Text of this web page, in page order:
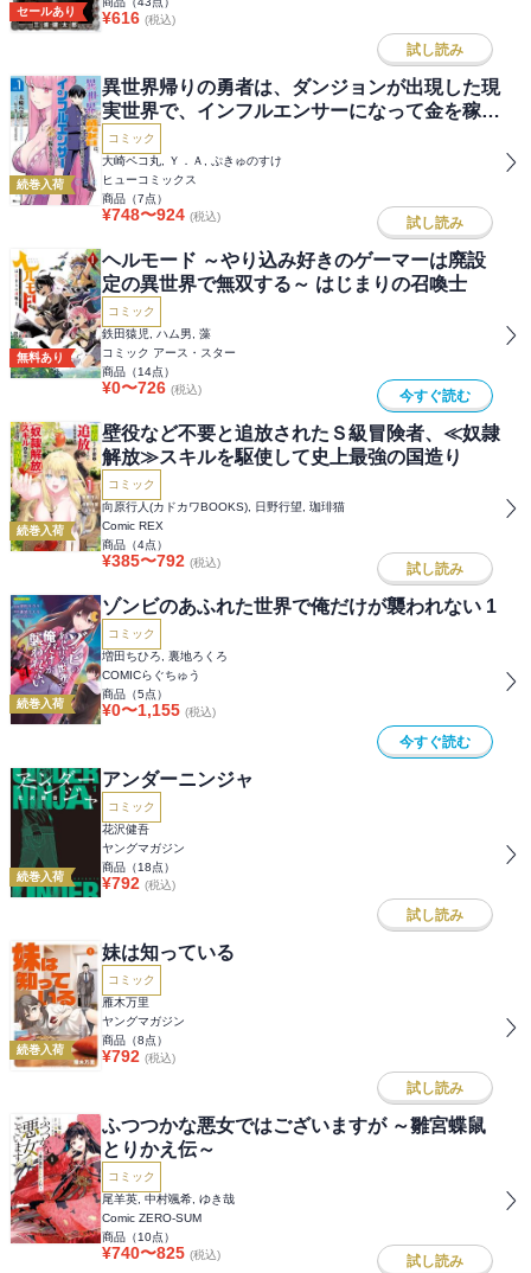
セールあり ¥616 (税込)
試し読み
続巻入荷
異世界帰りの勇者は、ダンジョンが出現した現
実世界で、インフルエンサーになって金を稼ぎ
ます！
コミック
大崎ペコ丸, Ｙ．Ａ, ぷきゅのすけ
ヒューコミックス
商品（7点）
¥748〜924 (税込) 試し読み
無料あり
ヘルモード ～やり込み好きのゲーマーは廃設
定の異世界で無双する～ はじまりの召喚士
コミック
鉄田猿児, ハム男, 藻
コミック アース・スター
商品（14点）
¥0〜726 (税込) 今すぐ読む
続巻入荷
壁役など不要と追放されたＳ級冒険者、≪奴隷
解放≫スキルを駆使して史上最強の国造り
コミック
向原行人(カドカワBOOKS), 日野行望, 珈琲猫
Comic REX
商品（4点）
¥385〜792 (税込) 試し読み
続巻入荷
ゾンビのあふれた世界で俺だけが襲われない 1
コミック
増田ちひろ, 裏地ろくろ
COMICらぐちゅう
商品（5点）
¥0〜1,155 (税込)
今すぐ読む
続巻入荷
アンダーニンジャ
コミック
花沢健吾
ヤングマガジン
商品（18点）
¥792 (税込)
試し読み
続巻入荷
妹は知っている
コミック
雁木万里
ヤングマガジン
商品（8点）
¥792 (税込)
試し読み
ふつつかな悪女ではございますが ～雛宮蝶鼠
とりかえ伝～
コミック
尾羊英, 中村颯希, ゆき哉
Comic ZERO-SUM
商品（10点）
¥740〜825 (税込) 試し読み